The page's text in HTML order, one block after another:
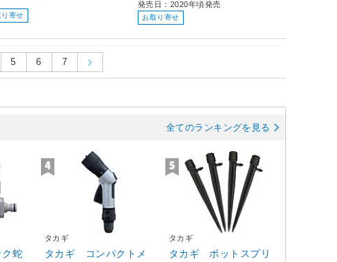
り寄せ
発売日：2020年頃発売
お取り寄せ
5 6 7
全てのランキングを見る
蛇
タカギ
タカギ コンパクトメ
タカギ
タカギ ポットスプリ